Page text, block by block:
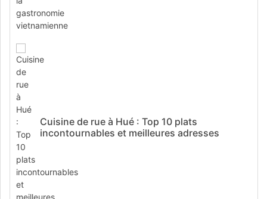
Cuisine de rue à Hué : Top 10 plats
incontournables et meilleures adresses